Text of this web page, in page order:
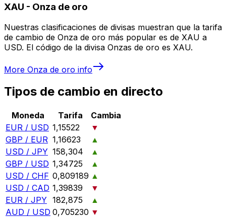
XAU - Onza de oro
Nuestras clasificaciones de divisas muestran que la tarifa
de cambio de Onza de oro más popular es de XAU a
USD. El código de la divisa Onzas de oro es XAU.
More Onza de oro info
Tipos de cambio en directo
Moneda Tarifa
Cambia
EUR / USD 1,15522
▼
GBP / EUR 1,16623
▲
USD / JPY 158,304
▲
GBP / USD 1,34725
▲
USD / CHF 0,809189 ▲
USD / CAD 1,39839
▼
EUR / JPY 182,875
▲
AUD / USD 0,705230 ▼